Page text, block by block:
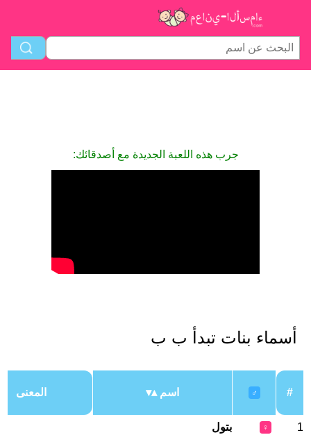
جرب هذه اللعبة الجديدة مع أصدقائك:
أسماء بنات تبدأ ب ب
#
♂ اسم المعنى
1
♀ بتول